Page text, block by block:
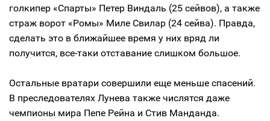
голкипер «Спарты» Петер Виндаль (25 сейвов), а также
страж ворот «Ромы» Миле Свилар (24 сейва). Правда,
сделать это в ближайшее время у них вряд ли
получится, все-таки отставание слишком большое.
Остальные вратари совершили еще меньше спасений.
В преследователях Лунева также числятся даже
чемпионы мира Пепе Рейна и Стив Манданда.